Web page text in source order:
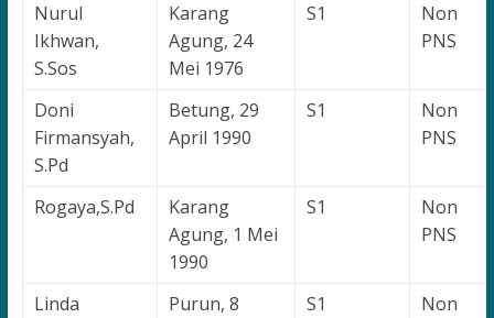
Nurul
Ikhwan,
S.Sos
Karang
Agung, 24
Mei 1976
S1
Non
PNS
Doni
Firmansyah,
S.Pd
Betung, 29
April 1990
S1
Non
PNS
Rogaya,S.Pd
Karang
Agung, 1 Mei
1990
S1
Non
PNS
Linda
Purun, 8
S1
Non